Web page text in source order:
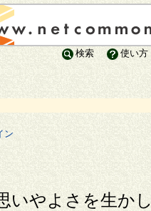
検索 使い方
ン
いやよさを生かし